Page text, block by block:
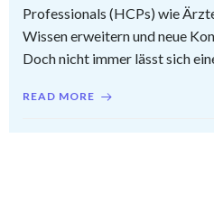
Professionals (HCPs) wie
Wissen erweitern und neue
Doch nicht immer lässt sich
READ MORE